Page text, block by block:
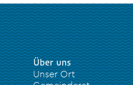
Über uns
Unser Ort